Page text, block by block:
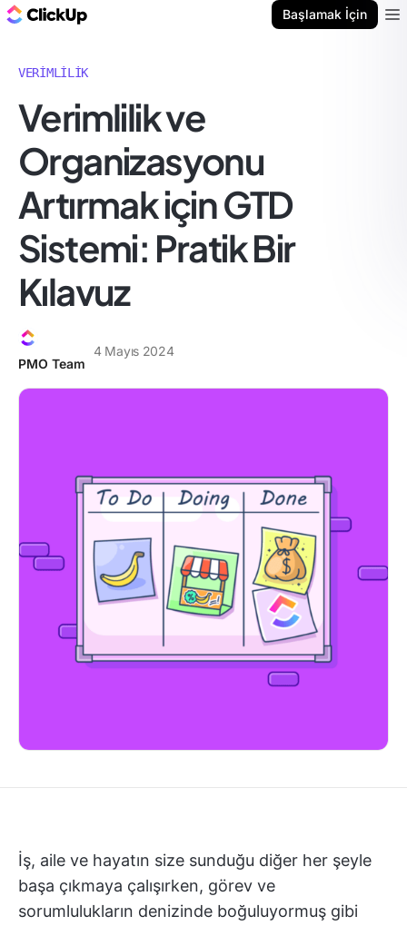
Başlamak İçin
VERIMLILIK
Verimlilik ve
Organizasyonu
Artırmak için GTD
Sistemi: Pratik Bir
Kılavuz
PMO Team
4 Mayıs 2024
İş, aile ve hayatın size sunduğu diğer her şeyle
başa çıkmaya çalışırken, görev ve
sorumlulukların denizinde boğuluyormuş gibi